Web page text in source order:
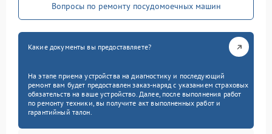
Вопросы по ремонту посудомоечных машин
Какие документы вы предоставляете?
На этапе приема устройства на диагностику и последующий
ремонт вам будет предоставлен заказ-наряд с указанием страховых
обязательств на ваше устройство. Далее, после выполнения работ
по ремонту техники, вы получите акт выполненных работ и
гарантийный талон.